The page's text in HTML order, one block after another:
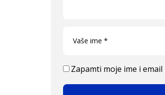
Zapamti moje ime i